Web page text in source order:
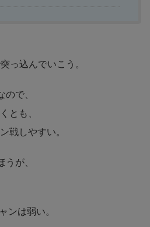
っ込んでいこう。
で、
とも、
戦しやすい。
が、
は弱い。